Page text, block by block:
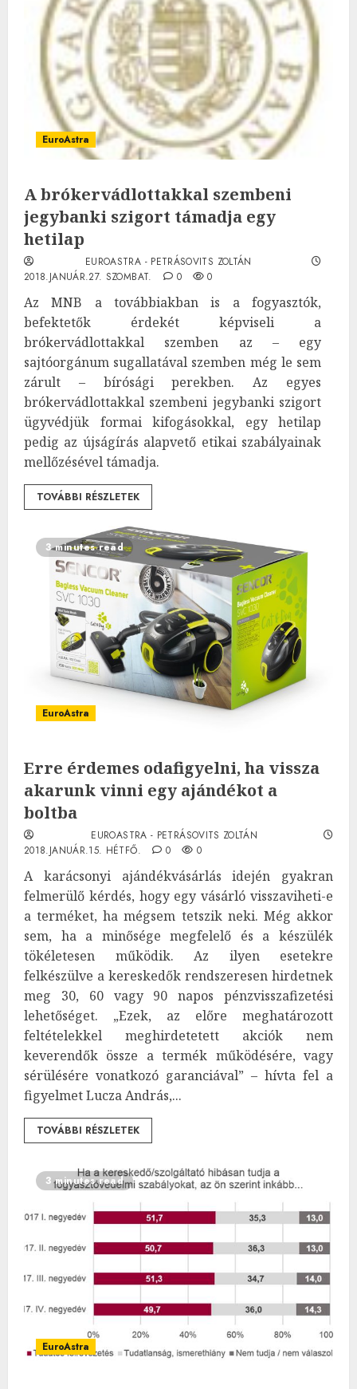
EuroAstra
A brókervádlottakkal szembeni
jegybanki szigort támadja egy
hetilap
EUROASTRA - PETRÁSOVITS ZOLTÁN
2018.JANUÁR.27. SZOMBAT.
0 0
Az MNB a továbbiakban is a fogyasztók,
befektetők érdekét képviseli a
brókervádlottakkal szemben az – egy
sajtóorgánum sugallatával szemben még le sem
zárult – bírósági perekben. Az egyes
brókervádlottakkal szembeni jegybanki szigort
ügyvédjük formai kifogásokkal, egy hetilap
pedig az újságírás alapvető etikai szabályainak
mellőzésével támadja.
TOVÁBBI RÉSZLETEK
3 minutes read
EuroAstra
Erre érdemes odafigyelni, ha vissza
akarunk vinni egy ajándékot a
boltba
EUROASTRA - PETRÁSOVITS ZOLTÁN
2018.JANUÁR.15. HÉTFŐ.
0 0
A karácsonyi ajándékvásárlás idején gyakran
felmerülő kérdés, hogy egy vásárló visszaviheti-e
a terméket, ha mégsem tetszik neki. Még akkor
sem, ha a minősége megfelelő és a készülék
tökéletesen működik. Az ilyen esetekre
felkészülve a kereskedők rendszeresen hirdetnek
meg 30, 60 vagy 90 napos pénzvisszafizetési
lehetőséget. „Ezek, az előre meghatározott
feltételekkel meghirdetetett akciók nem
keverendők össze a termék működésére, vagy
sérülésére vonatkozó garanciával” – hívta fel a
figyelmet Lucza András,...
TOVÁBBI RÉSZLETEK
3 minutes read
EuroAstra